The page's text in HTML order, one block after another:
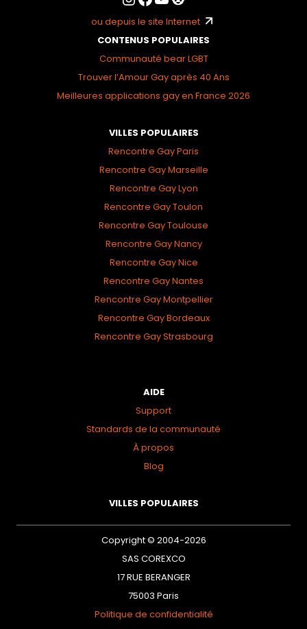
ou depuis le site Internet
CONTENUS POPULAIRES
Communauté bear LGBT
Trouver l’Amour Gay après 40 Ans
Meilleures applications gay en France 2026
VILLES POPULAIRES
Rencontre Gay Paris
Rencontre Gay Marseille
Rencontre Gay Lyon
Rencontre Gay Toulon
Rencontre Gay Toulouse
Rencontre Gay Nancy
Rencontre Gay Nice
Rencontre Gay Nantes
Rencontre Gay Montpellier
Rencontre Gay Bordeaux
Rencontre Gay Strasbourg
AIDE
Support
Standards de la communauté
À propos
Blog
VILLES POPULAIRES
Copyright © 2004-2026
SAS COREXCO
17 RUE BERANGER
75003 Paris
Politique de confidentialité